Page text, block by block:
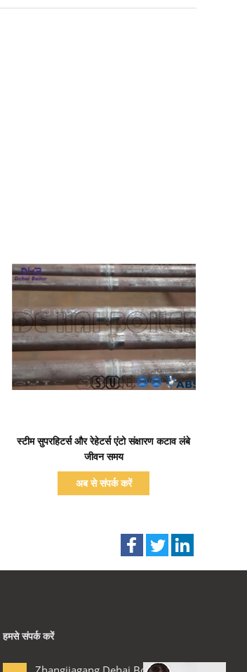
प्रदर्शन का विवरण
स्टीम सुपरहिटर्स और रेहेटर्स एंटो संक्षारण कटाव लंबे
जीवन समय
अब से संपर्क करें
हमसे संपर्क करें